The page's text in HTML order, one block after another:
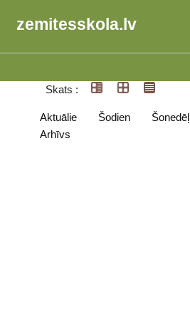
zemitesskola.lv
Skats :
Aktuālie Šodien Šonedēļ
Arhīvs